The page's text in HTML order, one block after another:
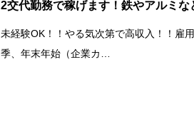
2交代勤務で稼げます！鉄やアルミ
未経験OK！！やる気次第で高収入！！雇
季、年末年始（企業カ…